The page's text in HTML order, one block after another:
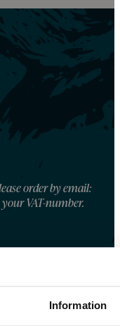
Information
order by email:
VAT-number.
Vattens